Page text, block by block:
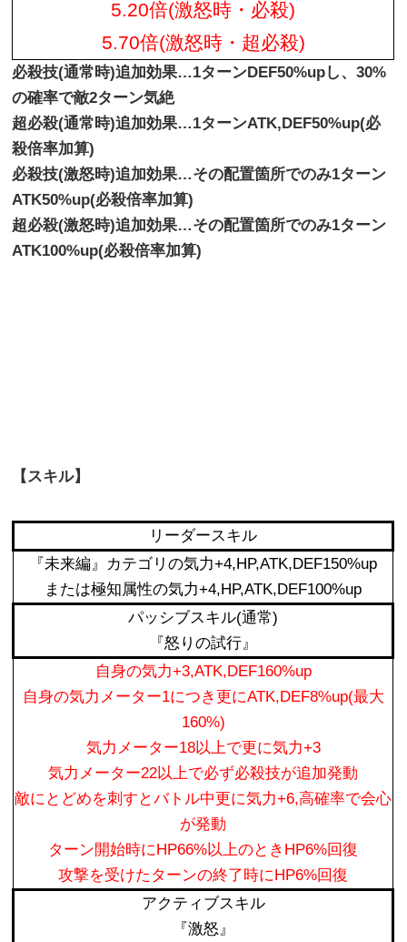
5.20倍(激怒時・必殺)
5.70倍(激怒時・超必殺)
必殺技(通常時)追加効果…1ターンDEF50%upし、30%
の確率で敵2ターン気絶
超必殺(通常時)追加効果…1ターンATK,DEF50%up(必
殺倍率加算)
必殺技(激怒時)追加効果…その配置箇所でのみ1ターン
ATK50%up(必殺倍率加算)
超必殺(激怒時)追加効果…その配置箇所でのみ1ターン
ATK100%up(必殺倍率加算)
【スキル】
リーダースキル
『未来編』カテゴリの気力+4,HP,ATK,DEF150%up
または極知属性の気力+4,HP,ATK,DEF100%up
パッシブスキル(通常)
『怒りの試行』
自身の気力+3,ATK,DEF160%up
自身の気力メーター1につき更にATK,DEF8%up(最大
160%)
気力メーター18以上で更に気力+3
気力メーター22以上で必ず必殺技が追加発動
敵にとどめを刺すとバトル中更に気力+6,高確率で会心
が発動
ターン開始時にHP66%以上のときHP6%回復
攻撃を受けたターンの終了時にHP6%回復
アクティブスキル
『激怒』